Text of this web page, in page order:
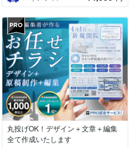
丸投げOK！デザイン＋文章＋編集
全て作成いたします